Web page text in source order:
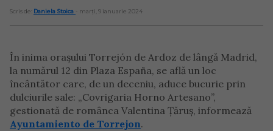
Scris de: Daniela Stoica - marți, 9 ianuarie 2024
În inima orașului Torrejón de Ardoz de lângă Madrid,
la numărul 12 din Plaza España, se află un loc
încântător care, de un deceniu, aduce bucurie prin
dulciurile sale: „Covrigaria Horno Artesano”,
gestionată de românca Valentina Țăruș, informează
Ayuntamiento de Torrejon.